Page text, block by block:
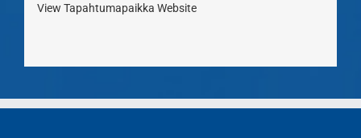
View Tapahtumapaikka Website